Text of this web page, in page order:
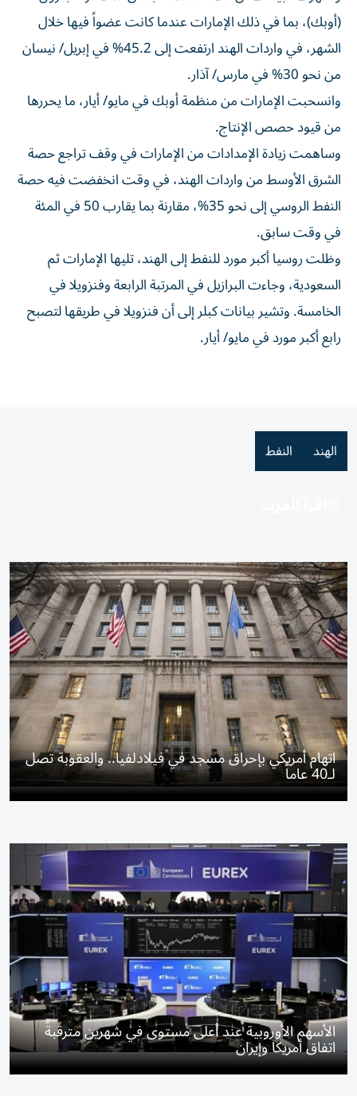
(أوبك)، بما في ذلك الإمارات عندما كانت عضواً فيها خلال
الشهر، في واردات الهند ارتفعت ‌إلى 45.2% ‌في إبريل/ نيسان
من نحو 30% ⁠في مارس/ آذار.
وانسحبت الإمارات من منظمة أوبك في مايو/ أيار، ما يحررها
‌من قيود حصص الإنتاج.
وساهمت زيادة الإمدادات من الإمارات في وقف تراجع حصة
الشرق الأوسط من واردات الهند، في وقت انخفضت فيه حصة
النفط الروسي إلى نحو ⁠35%، مقارنة بما يقارب 50 في المئة
في وقت سابق.
وظلت روسيا ​أكبر مورد للنفط إلى الهند، تليها الإمارات ثم
السعودية، وجاءت البرازيل في المرتبة الرابعة وفنزويلا في
الخامسة. وتشير بيانات كبلر إلى أن فنزويلا في طريقها لتصبح
⁠رابع أكبر مورد في مايو/ أيار.
الهند النفط
اتهام أمريكي بإحراق مسجد في فيلادلفيا.. والعقوبة تصل
لـ40 عاماً
الأسهم الأوروبية عند أعلى مستوى في شهرين مترقبةً
اتفاق أمريكا وإيران